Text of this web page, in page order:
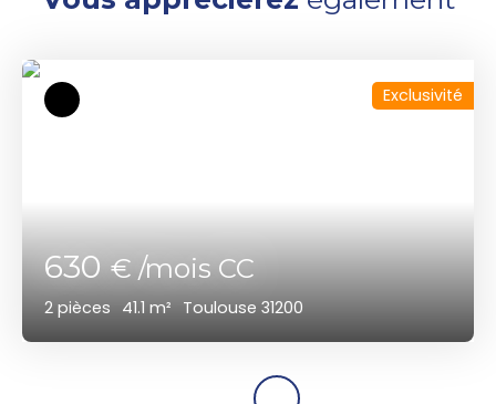
630€ /mois CC
2 pièces 41.1 m² Toulouse 31200
Exclusivité